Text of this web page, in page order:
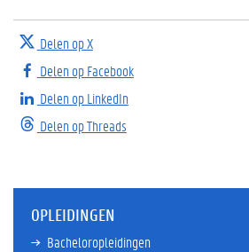
Delen op X
Delen op Facebook
Delen op LinkedIn
Delen op Threads
OPLEIDINGEN
Bacheloropleidingen